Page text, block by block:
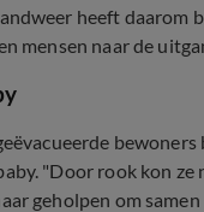
heeft daarom
mensen naar de
bewoners
"Door rook kon ze
geholpen om